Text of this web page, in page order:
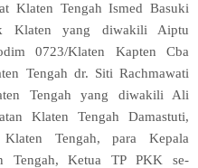
Klaten Tengah Ismed Basuki
Klaten yang diwakili Aiptu
0723/Klaten Kapten Cba
Tengah dr. Siti Rachmawati
Tengah yang diwakili Ali
Klaten Tengah Damastuti,
Tengah, para Kepala
Tengah, Ketua TP PKK se-